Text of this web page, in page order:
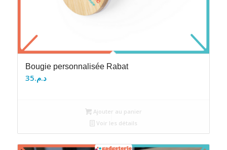
Bougie personnalisée Rabat
د.م.35
Ajouter au panier
Voir les détails